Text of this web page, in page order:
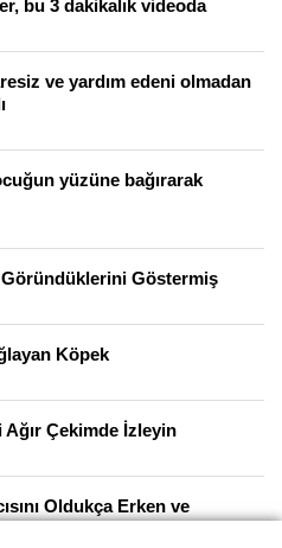
bu 3 dakikalık videoda
ve yardım edeni olmadan
yüzüne bağırarak
Göründüklerini Göstermiş
Köpek
Ağır Çekimde İzleyin
Oldukça Erken ve